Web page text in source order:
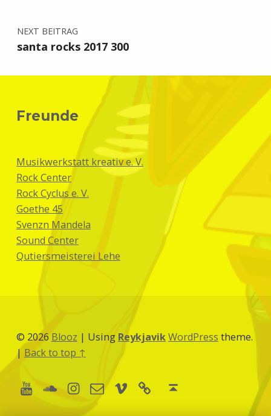
NEXT BEITRAG
santa rocks 2017 300
Freunde
Musikwerkstatt kreativ e. V.
Rock Center
Rock Cyclus e. V.
Goethe 45
Svenzn Mandela
Sound Center
Qutiersmeisterei Lehe
© 2026 Blooz | Using ReykjavikWordPress theme.
| Back to top ↑
YoutubeSoundcloud
Instagram
E-MailVimeoboardofmusic